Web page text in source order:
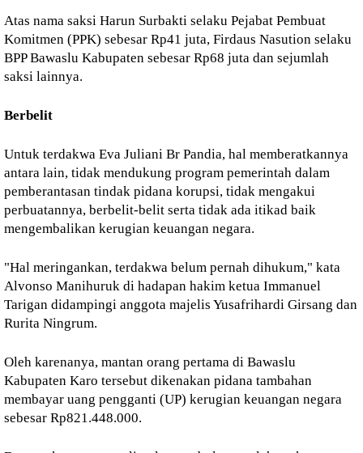
Atas nama saksi Harun Surbakti selaku Pejabat Pembuat
Komitmen (PPK) sebesar Rp41 juta, Firdaus Nasution selaku
BPP Bawaslu Kabupaten sebesar Rp68 juta dan sejumlah
saksi lainnya.
Berbelit
Untuk terdakwa Eva Juliani Br Pandia, hal memberatkannya
antara lain, tidak mendukung program pemerintah dalam
pemberantasan tindak pidana korupsi, tidak mengakui
perbuatannya, berbelit-belit serta tidak ada itikad baik
mengembalikan kerugian keuangan negara.
"Hal meringankan, terdakwa belum pernah dihukum," kata
Alvonso Manihuruk di hadapan hakim ketua Immanuel
Tarigan didampingi anggota majelis Yusafrihardi Girsang dan
Rurita Ningrum.
Oleh karenanya, mantan orang pertama di Bawaslu
Kabupaten Karo tersebut dikenakan pidana tambahan
membayar uang pengganti (UP) kerugian keuangan negara
sebesar Rp821.448.000.